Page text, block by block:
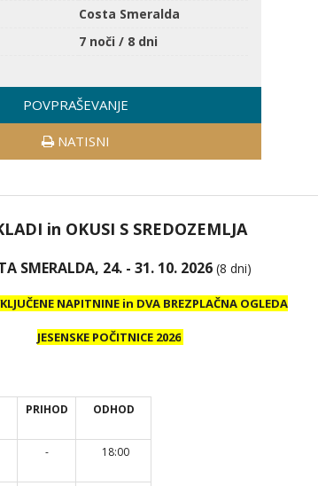
Costa Smeralda
7 noči / 8 dni
POVPRAŠEVANJE
NATISNI
in OKUSI S SREDOZEMLJA
SMERALDA, 24. - 31. 10. 2026 (8 dni)
NAPITNINE in DVA BREZPLAČNA OGLEDA
JESENSKE POČITNICE 2026
PRIHOD ODHOD
- 18:00